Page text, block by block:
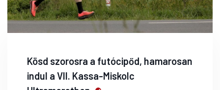
Kösd szorosra a futócipőd, hamarosan
indul a VII. Kassa-Miskolc